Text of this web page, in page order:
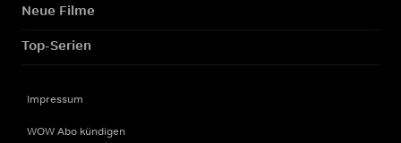
Neue Filme
Top-Serien
Impressum
WOW Abo kündigen